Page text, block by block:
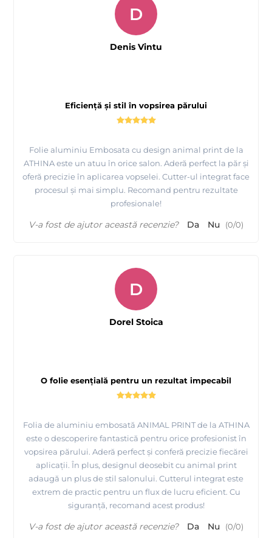
Eficiență și stil în vopsirea părului
Folie aluminiu Embosata cu design animal print de la
ATHINA este un atuu în orice salon. Aderă perfect la păr și
oferă precizie în aplicarea vopselei. Cutter-ul integrat face
procesul și mai simplu. Recomand pentru rezultate
profesionale!
D
Denis Vintu
V-a fost de ajutor această recenzie? Da Nu (0/0)
O folie esențială pentru un rezultat impecabil
Folia de aluminiu embosată ANIMAL PRINT de la ATHINA
este o descoperire fantastică pentru orice profesionist în
vopsirea părului. Aderă perfect și conferă precizie fiecărei
aplicații. În plus, designul deosebit cu animal print
adaugă un plus de stil salonului. Cutterul integrat este
extrem de practic pentru un flux de lucru eficient. Cu
siguranță, recomand acest produs!
D
Dorel Stoica
V-a fost de ajutor această recenzie? Da Nu (0/0)